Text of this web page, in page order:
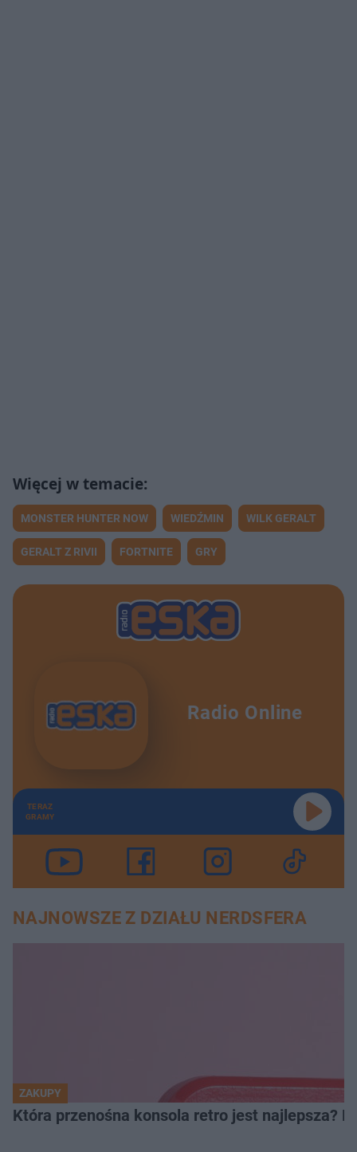
MONSTER HUNTER NOW WIEDŹMIN WILK GERALT
GERALT Z RIVII FORTNITE GRY
Radio Online
TERAZ
GRAMY
NAJNOWSZE Z DZIAŁU NERDSFERA
ZAKUPY
Która przenośna konsola retro jest najlepsza?